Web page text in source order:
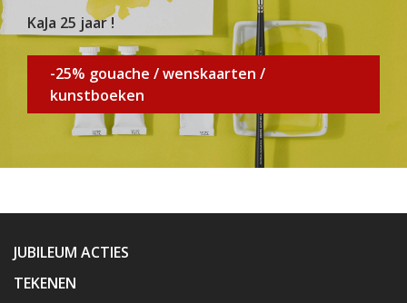
KaJa 25 jaar !
-25% gouache / wenskaarten /
kunstboeken
JUBILEUM ACTIES
TEKENEN